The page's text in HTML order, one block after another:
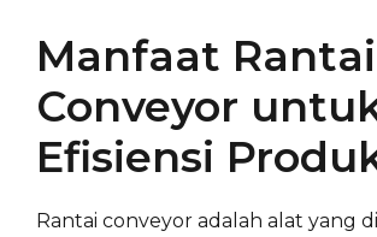
Manfaat Rantai
Conveyor
Efisiensi
Rantai conveyor adalah alat yang